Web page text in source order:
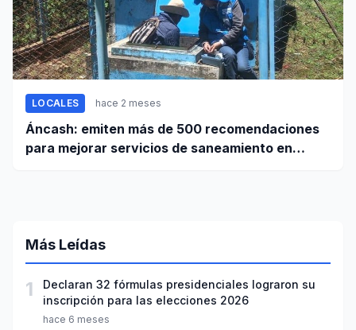
LOCALES hace 2 meses
Áncash: emiten más de 500 recomendaciones
para mejorar servicios de saneamiento en
Más Leídas
1
Declaran 32 fórmulas presidenciales lograron su
inscripción para las elecciones 2026
hace 6 meses